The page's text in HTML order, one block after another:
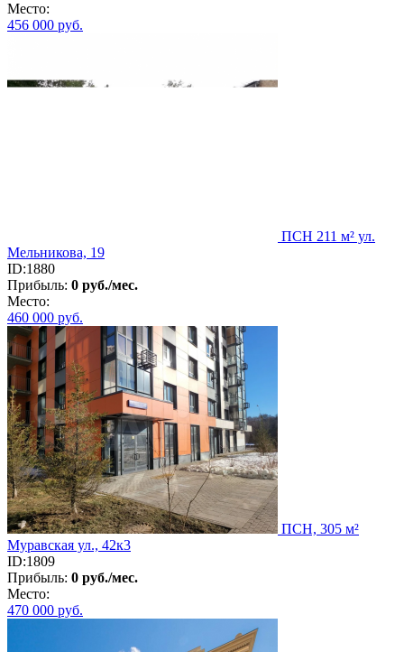
Место:
456 000 руб.
ПСН 211 м² ул.
Мельникова, 19
ID:1880
Прибыль: 0 руб./мес.
Место:
460 000 руб.
ПСН, 305 м²
Муравская ул., 42к3
ID:1809
Прибыль: 0 руб./мес.
Место:
470 000 руб.